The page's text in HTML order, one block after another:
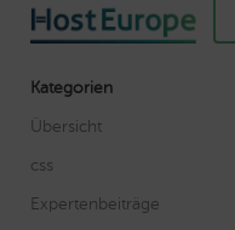
Kategorien
Übersicht
css
Expertenbeiträge